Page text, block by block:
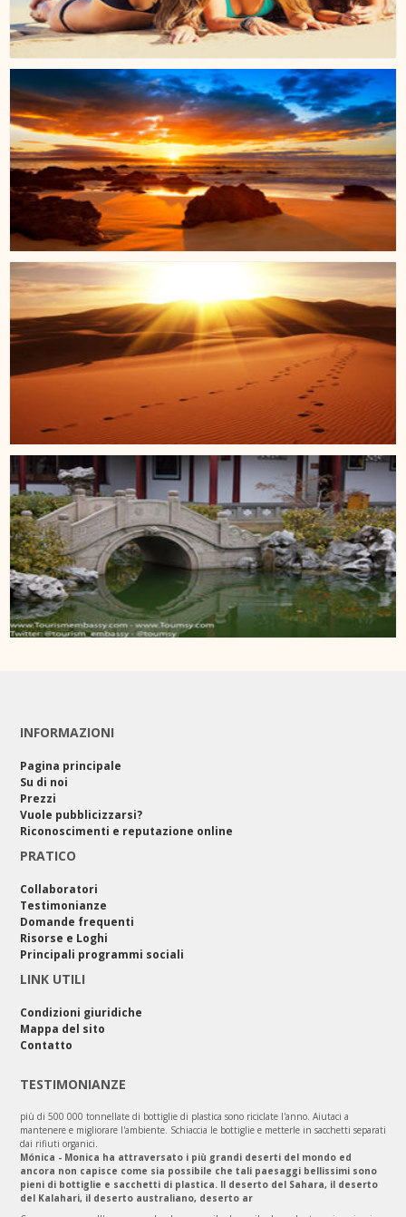
INFORMAZIONI
Pagina principale
Su di noi
Prezzi
Vuole pubblicizzarsi?
Riconoscimenti e reputazione online
PRATICO
Collaboratori
Testimonianze
Domande frequenti
Risorse e Loghi
Principali programmi sociali
LINK UTILI
Condizioni giuridiche
Mappa del sito
Contatto
TESTIMONIANZE
più di 500 000 tonnellate di bottiglie di plastica sono riciclate l'anno. Aiutaci a
mantenere e migliorare l'ambiente. Schiaccia le bottiglie e metterle in sacchetti separati
dai rifiuti organici.
Mónica - Monica ha attraversato i più grandi deserti del mondo ed
ancora non capisce come sia possibile che tali paesaggi bellissimi sono
pieni di bottiglie e sacchetti di plastica. Il deserto del Sahara, il deserto
del Kalahari, il deserto australiano, deserto ar